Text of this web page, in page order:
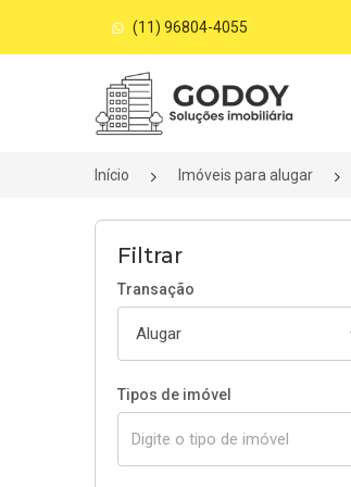
(11) 96804-4055
Página inicial
Início Imóveis para alugar
Filtrar
Transação
Tipos de imóvel